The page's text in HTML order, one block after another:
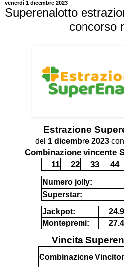
venerdì 1 dicembre 2023
Superenalotto
concorso
Estrazione
del 1 dicembre 2023
Combinazione vincente
11
22 33 44
Numero jolly:
Superstar:
Jackpot:
Montepremi:
Vincita
Combinazione